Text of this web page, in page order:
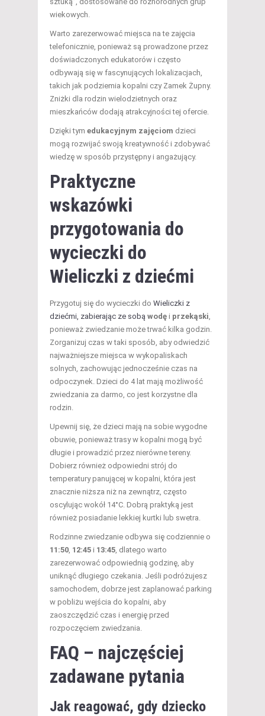
wiekowych.
Warto zarezerwować miejsca na te zajęcia
telefonicznie, ponieważ są prowadzone przez
doświadczonych edukatorów i często
odbywają się w fascynujących lokalizacjach,
takich jak podziemia kopalni czy Zamek Żupny.
Zniżki dla rodzin wielodzietnych oraz
mieszkańców dodają atrakcyjności tej ofercie.
Dzięki tym edukacyjnym zajęciom dzieci
mogą rozwijać swoją kreatywność i zdobywać
wiedzę w sposób przystępny i angażujący.
Praktyczne
wskazówki
przygotowania do
wycieczki do
Wieliczki z dziećmi
Przygotuj się do wycieczki do Wieliczki z
dziećmi, zabierając ze sobą wodę i przekąski
ponieważ zwiedzanie może trwać kilka godzin.
Zorganizuj czas w taki sposób, aby odwiedzić
najważniejsze miejsca w wykopaliskach
solnych, zachowując jednocześnie czas na
odpoczynek. Dzieci do 4 lat mają możliwość
zwiedzania za darmo, co jest korzystne dla
rodzin.
Upewnij się, że dzieci mają na sobie wygodne
obuwie, ponieważ trasy w kopalni mogą być
długie i prowadzić przez nierówne tereny.
Dobierz również odpowiedni strój do
temperatury panującej w kopalni, która jest
znacznie niższa niż na zewnątrz, często
oscylując wokół 14°C. Dobrą praktyką jest
również posiadanie lekkiej kurtki lub swetra.
Rodzinne zwiedzanie odbywa się codziennie o
11:50 12:45 i 13:45 , dlatego warto
zarezerwować odpowiednią godzinę, aby
uniknąć długiego czekania. Jeśli podróżujesz
samochodem, dobrze jest zaplanować parking
w pobliżu wejścia do kopalni, aby
zaoszczędzić czas i energię przed
rozpoczęciem zwiedzania.
FAQ – najczęściej
zadawane pytania
Jak reagować, gdy dziecko